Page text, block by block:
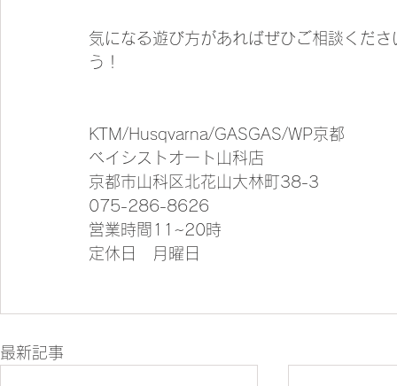
気になる遊び方があればぜひご相談くだ
う！
KTM/Husqvarna/GASGAS/WP京都
ベイシストオート山科店
京都市山科区北花山大林町38-3
075-286-8626
営業時間11~20時
定休日　月曜日
最新記事